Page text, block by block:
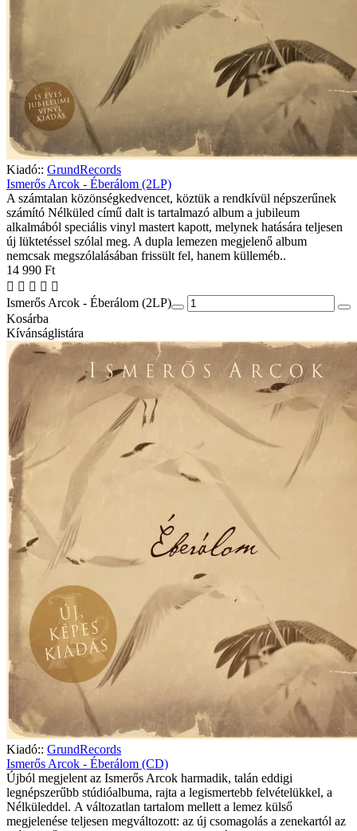
Kiadó:: GrundRecords
Ismerős Arcok - Éberálom (2LP)
A számtalan közönségkedvencet, köztük a rendkívül népszerűnek
számító Nélküled című dalt is tartalmazó album a jubileum
alkalmából speciális vinyl mastert kapott, melynek hatására teljesen
új lüktetéssel szólal meg. A dupla lemezen megjelenő album
nemcsak megszólalásában frissült fel, hanem külleméb..
14 990 Ft
Ismerős Arcok - Éberálom (2LP)
Kosárba
Kívánságlistára
Kiadó:: GrundRecords
Ismerős Arcok - Éberálom (CD)
Újból megjelent az Ismerős Arcok harmadik, talán eddigi
legnépszerűbb stúdióalbuma, rajta a legismertebb felvételükkel, a
Nélküleddel. A változatlan tartalom mellett a lemez külső
megjelenése teljesen megváltozott: az új csomagolás a zenekartól az